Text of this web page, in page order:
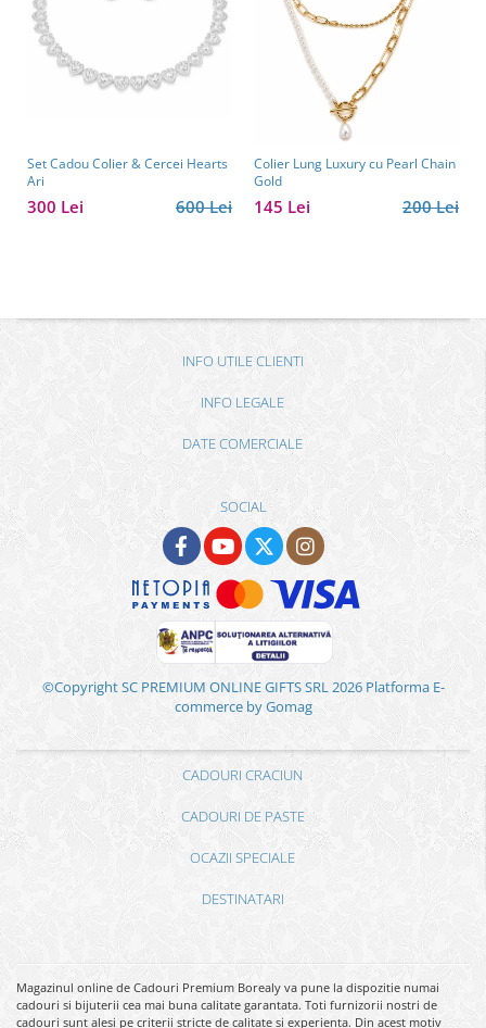
Set Cadou Colier & Cercei Hearts
Ari
600 Lei
300 Lei
Colier Lung Luxury cu Pearl Chain
Gold
200 Lei
145 Lei
INFO UTILE CLIENTI
INFO LEGALE
DATE COMERCIALE
SOCIAL
©Copyright SC PREMIUM ONLINE GIFTS SRL 2026 Platforma E-
commerce by Gomag
CADOURI CRACIUN
CADOURI DE PASTE
OCAZII SPECIALE
DESTINATARI
Magazinul online de Cadouri Premium Borealy va pune la dispozitie numai
cadouri si bijuterii cea mai buna calitate garantata. Toti furnizorii nostri de
cadouri sunt alesi pe criterii stricte de calitate si experienta. Din acest motiv